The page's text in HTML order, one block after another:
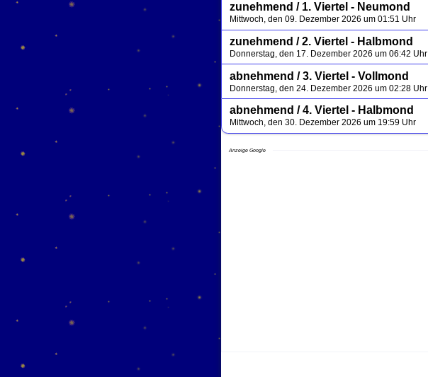
zunehmend / 1. Viertel - Neumond
Mittwoch, den 09. Dezember 2026 um 01:51 Uhr
zunehmend / 2. Viertel - Halbmond
Donnerstag, den 17. Dezember 2026 um 06:42 Uhr
abnehmend / 3. Viertel - Vollmond
Donnerstag, den 24. Dezember 2026 um 02:28 Uhr
abnehmend / 4. Viertel - Halbmond
Mittwoch, den 30. Dezember 2026 um 19:59 Uhr
Anzeige Google